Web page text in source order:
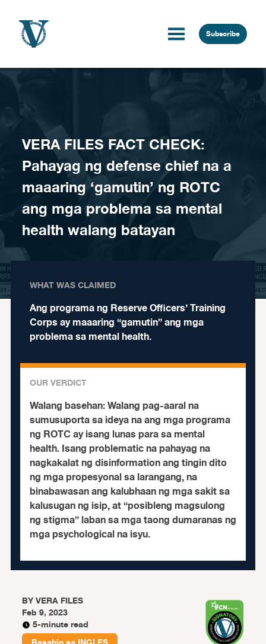
Subscribe
VERA FILES FACT CHECK:
Pahayag ng defense chief na a
maaaring ‘gamutin’ ng ROTC
ang mga problema sa mental
health walang batayan
WHAT WAS CLAIMED
Ang programa ng Reserve Officers’ Training
Corps ay maaaring “gamutin” ang mga
problema sa mental health.
OUR VERDICT
Walang basehan:Walang pag-aaral na
sumusuporta sa ideya na ang mga programa
ng ROTC ay isang lunas para sa mental
health. Isang problematic na pahayag na
nagkakalat ng disinformation ang tingin dito
ng mga propesyonal sa larangang, na
binabawasan ang kalubhaan ng mga sakit sa
kalusugan ng isip, at “posibleng magsulong
ng stigma” laban sa mga taong dumaranas ng
mga psychological na isyu.
BYVERA FILES
Feb 9, 2023
5-minute read